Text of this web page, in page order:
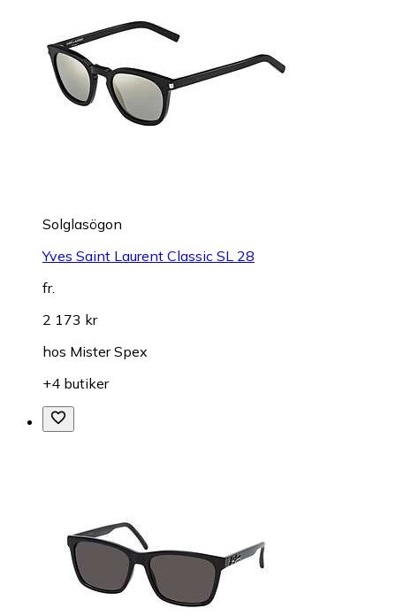
Solglasögon
Yves Saint Laurent Classic SL 28
fr.
2 173 kr
hos Mister Spex
+4 butiker